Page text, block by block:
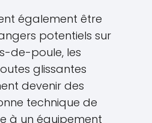
également être
potentiels sur
de-poule, les
glissantes
devenir des
technique de
à un équipement